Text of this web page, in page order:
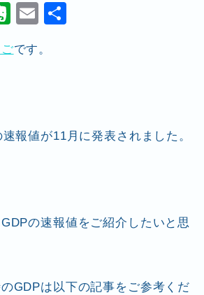
E
er
e
E
ai
です。
報値が11月に発表されました。
の速報値をご紹介したいと思
GDPは以下の記事をご参考くだ